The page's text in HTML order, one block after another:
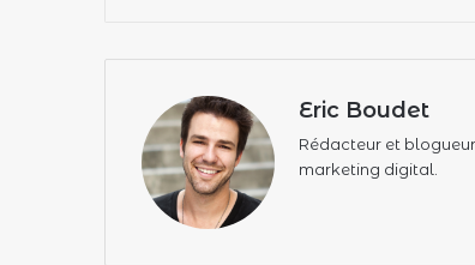
Eric Boudet
Rédacteur et
marketing digital.